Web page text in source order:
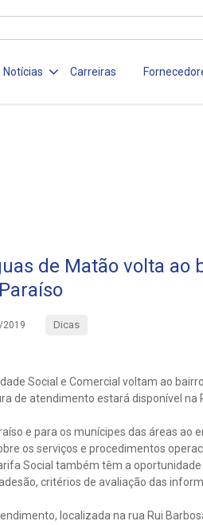
Notícias Carreiras
de Matão volta ao
Paraíso
2019 Dicas
Social e Comercial voltam ao
de atendimento estará disponível na
e para os munícipes das áreas ao
os serviços e procedimentos
Social também têm a
critérios de avaliação das
localizada na rua Rui